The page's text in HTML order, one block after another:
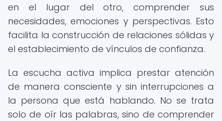
en el lugar del otro, comprender sus
necesidades, emociones y perspectivas. Esto
facilita la construcción de relaciones sólidas y
el establecimiento de vínculos de confianza.
La escucha activa implica prestar atención
de manera consciente y sin interrupciones a
la persona que está hablando. No se trata
solo de oír las palabras, sino de comprender